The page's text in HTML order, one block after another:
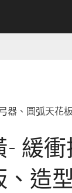
器、圓弧天花
緩
造